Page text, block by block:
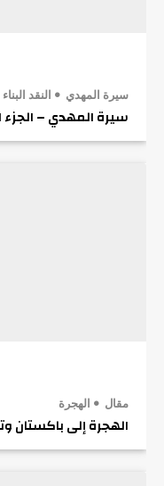
سيرة المهدي النقد البناء
سيرة المهدي – الجزء
مقال الهجرة
الهجرة إلى باكستان